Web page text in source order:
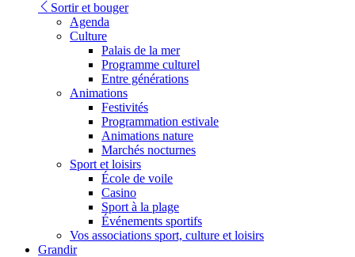
Sortir et bouger
Agenda
Culture
Palais de la mer
Programme culturel
Entre générations
Animations
Festivités
Programmation estivale
Animations nature
Marchés nocturnes
Sport et loisirs
École de voile
Casino
Sport à la plage
Événements sportifs
Vos associations sport, culture et loisirs
Grandir